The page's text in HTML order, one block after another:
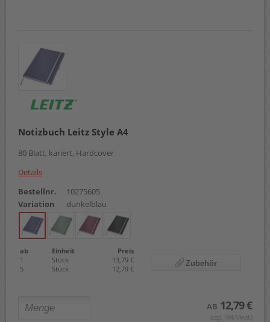
Notizbuch Leitz Style A4
80 Blatt, kariert, Hardcover
Details
Bestellnr.
10275605
Variation
dunkelblau
ab Einheit
Preis
1
Stück
13,79 €
5
Stück 12,79 €
Zubehör
AB 12,79 €
(zzgl. 19% Mwst.)